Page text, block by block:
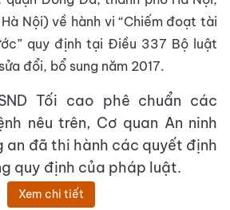
Nội) về hành vi “Chiếm đoạt tài
quy định tại Điều 337 Bộ luật
đổi, bổ sung năm 2017.
Tối cao phê chuẩn các
nêu trên, Cơ quan An ninh
an đã thi hành các quyết định
quy định của pháp luật.
Xem chi tiết